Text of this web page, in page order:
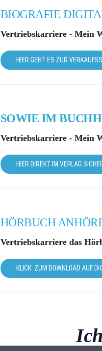
BIOGRAFIE
Vertriebskarriere - Mein
HIER GEHT ES ZUR
SOWIE IM
Vertriebskarriere - Mein
HIER DIREKT IM VERLAG
HÖRBUCH
Vertriebskarriere das
KLICK ZUM DOWNLOAD AUF